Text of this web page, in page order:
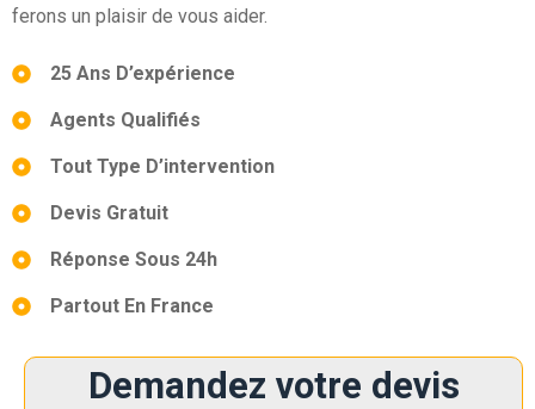
ferons un plaisir de vous aider.
25 Ans D’expérience
Agents Qualifiés
Tout Type D’intervention
Devis Gratuit
Réponse Sous 24h
Partout En France
Demandez votre devis